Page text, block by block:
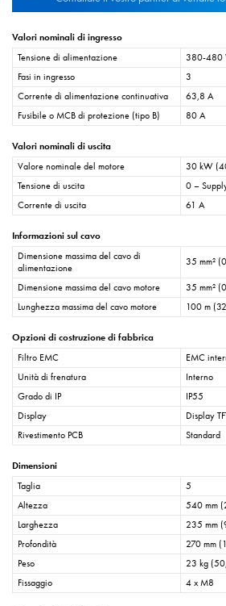
Valori nominali di ingresso
Tensione di alimentazione
380-480
Fasi in ingresso
3
Corrente di alimentazione continuativa
63,8 A
Fusibile o MCB di protezione (tipo B)
80 A
Valori nominali di uscita
Valore nominale del motore
30 kW
Tensione di uscita
0 –
Corrente di uscita
61 A
Informazioni sul cavo
Dimensione massima del cavo di
alimentazione
35 mm²
Dimensione massima del cavo motore
35 mm²
Lunghezza massima del cavo motore
100 m
Opzioni di costruzione di fabbrica
Filtro EMC
EMC
Unità di frenatura
Interno
Grado di IP
IP55
Display
Display
Rivestimento PCB
Standard
Dimensioni
Taglia
5
Altezza
540 mm
Larghezza
235 mm
Profondità
270 mm
Peso
23 kg
Fissaggio
4 x M8